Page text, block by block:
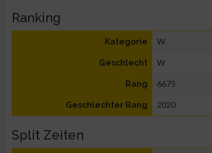
Ranking
Kategorie W
Geschlecht W
Rang 6675
Geschlechter Rang 2020
Split Zeiten